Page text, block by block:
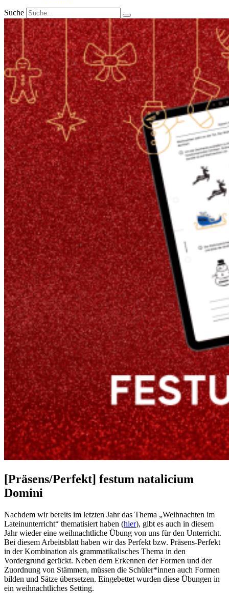
Suche
[Präsens/Perfekt] festum natalicium
Domini
Nachdem wir bereits im letzten Jahr das Thema „Weihnachten im
Lateinunterricht“ thematisiert haben (hier), gibt es auch in diesem
Jahr wieder eine weihnachtliche Übung von uns für den Unterricht.
Bei diesem Arbeitsblatt haben wir das Perfekt bzw. Präsens-Perfekt
in der Kombination als grammatikalisches Thema in den
Vordergrund gerückt. Neben dem Erkennen der Formen und der
Zuordnung von Stämmen, müssen die Schüler*innen auch Formen
bilden und Sätze übersetzen. Eingebettet wurden diese Übungen in
ein weihnachtliches Setting.